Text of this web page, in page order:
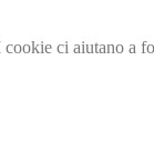
cookie ci aiutano a